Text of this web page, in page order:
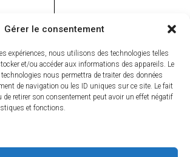
Gérer le consentement
expériences, nous utilisons des technologies telles
et/ou accéder aux informations des appareils. Le
nous permettra de traiter des données
de navigation ou les ID uniques sur ce site. Le fait
de retirer son consentement peut avoir un effet négatif
et fonctions.